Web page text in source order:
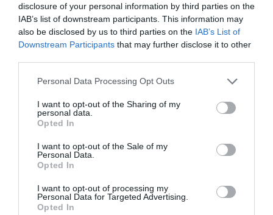
disclosure of your personal information by third parties on the
IAB’s list of downstream participants. This information may
also be disclosed by us to third parties on the IAB’s List of
Downstream Participants that may further disclose it to other
Please note that this website/app uses one or more Google
not limited to your visit or usage behaviour. You may click to
grant or deny consent to Google and its third-party tags to
use your data for below specified purposes in below Google
consent section.
Personal Data Processing Opt Outs
I want to opt-out of the Sharing of my
personal data.
Opted In
I want to opt-out of the Sale of my
Personal Data.
Opted In
I want to opt-out of processing my
Personal Data for Targeted Advertising.
Opted In
ΕΛΛΑΔΑ